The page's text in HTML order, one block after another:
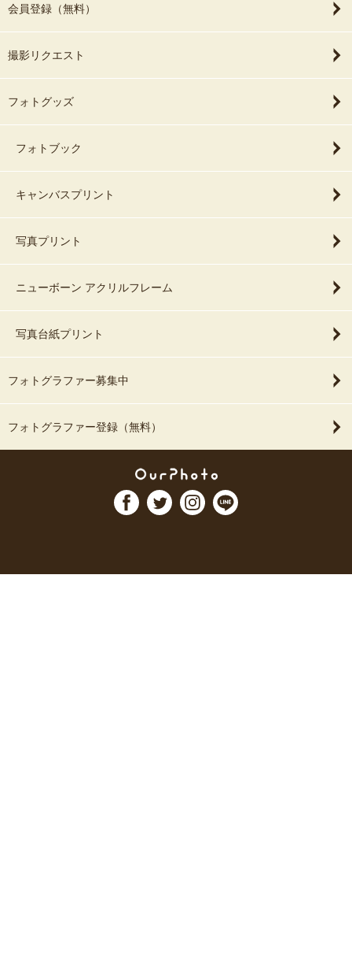
会員登録（無料）
撮影リクエスト
フォトグッズ
フォトブック
キャンバスプリント
写真プリント
ニューボーン アクリルフレーム
写真台紙プリント
フォトグラファー募集中
フォトグラファー登録（無料）